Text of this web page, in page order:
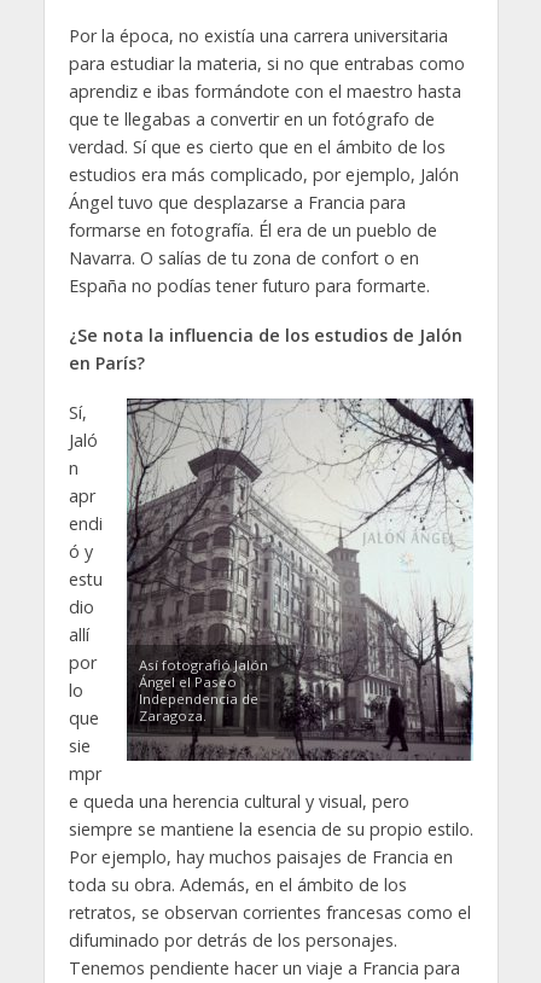
Por la época, no existía una carrera universitaria
para estudiar la materia, si no que entrabas como
aprendiz e ibas formándote con el maestro hasta
que te llegabas a convertir en un fotógrafo de
verdad. Sí que es cierto que en el ámbito de los
estudios era más complicado, por ejemplo, Jalón
Ángel tuvo que desplazarse a Francia para
formarse en fotografía. Él era de un pueblo de
Navarra. O salías de tu zona de confort o en
España no podías tener futuro para formarte.
¿Se nota la influencia de los estudios de Jalón
en París?
Así fotografió Jalón
Ángel el Paseo
Independencia de
Zaragoza.
Sí,
Jaló
n
apr
endi
ó y
estu
dio
allí
por
lo
que
sie
mpr
e queda una herencia cultural y visual, pero
siempre se mantiene la esencia de su propio estilo.
Por ejemplo, hay muchos paisajes de Francia en
toda su obra. Además, en el ámbito de los
retratos, se observan corrientes francesas como el
difuminado por detrás de los personajes.
Tenemos pendiente hacer un viaje a Francia para